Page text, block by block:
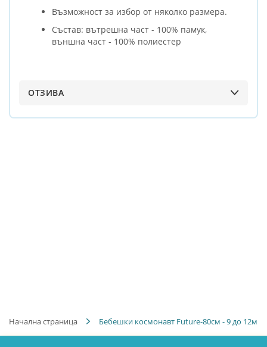
Начална страница Бебешки космонавт Future-80см - 9 до 12м
Възможност за избор от няколко размера.
Състав: вътрешна част - 100% памук,
външна част - 100% полиестер
ОТЗИВА